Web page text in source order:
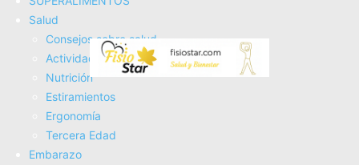
Salud
Consejos sobre salud
Actividad Fí­sica
Nutrición
Estiramientos
Ergonomí­a
Tercera Edad
Embarazo
también existe la posibilidad de la aplicación en medio
acuático, gracias a la capacidad del agua de transmitir con
facilidad este tipo de vibraciones.
El tiempo de aplicación es variable lo normal es entre 4 y
10 minutos.